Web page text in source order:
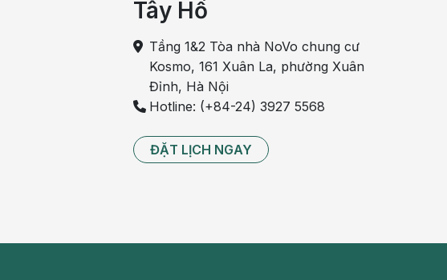
Tây Hồ
Tầng 1&2 Tòa nhà NoVo chung cư
Kosmo, 161 Xuân La, phường Xuân
Đỉnh, Hà Nội
Hotline: (+84-24) 3927 5568
ĐẶT LỊCH NGAY